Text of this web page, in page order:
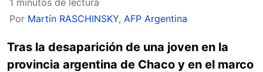
1 minutos de lectura
Por Martín RASCHINSKY, AFP Argentina
Tras la desaparición de una joven en la
provincia argentina de Chaco y en el marco